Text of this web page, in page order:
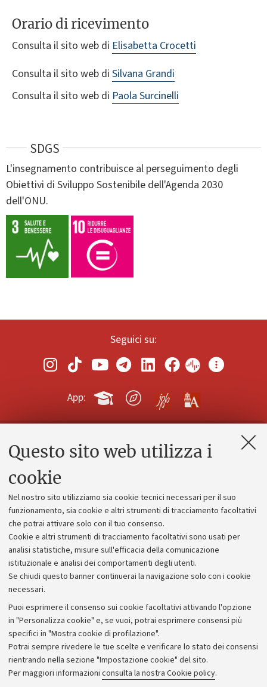
Questo sito web utilizza i
cookie
Nel nostro sito utilizziamo sia cookie tecnici necessari per il suo
funzionamento, sia cookie e altri strumenti di tracciamento facoltativi
che potrai attivare solo con il tuo consenso.
Cookie e altri strumenti di tracciamento facoltativi sono usati per
analisi statistiche, misure sull'efficacia della comunicazione
istituzionale e analisi dei comportamenti degli utenti.
Se chiudi questo banner continuerai la navigazione solo con i cookie
necessari.
Puoi esprimere il consenso sui cookie facoltativi attivando l'opzione
in "Personalizza cookie" e, se vuoi, potrai esprimere consensi più
specifici in "Mostra cookie di profilazione".
Potrai sempre rivedere le tue scelte e verificare lo stato dei consensi
rientrando nella sezione "Impostazione cookie" del sito.
Per maggiori informazioni consulta la nostra Cookie policy.
Orario di ricevimento
Consulta il sito web di Elisabetta Crocetti
Consulta il sito web di Silvana Grandi
Consulta il sito web di Paola Surcinelli
SDGS
L'insegnamento contribuisce al perseguimento degli
Obiettivi di Sviluppo Sostenibile dell'Agenda 2030
dell'ONU.
Seguici su:
App:
Contatti e PEC
Alumni community
Piano strategico
Bilanci
Donazioni e 5x1000
Bandi, gare e concorsi
Albo online
Amministrazione trasparente
Atti di notifica
Informazioni sul sito e accessibilità